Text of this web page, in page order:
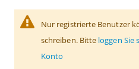
Nur registrierte Benutzer
schreiben. Bitte loggen Sie
Konto